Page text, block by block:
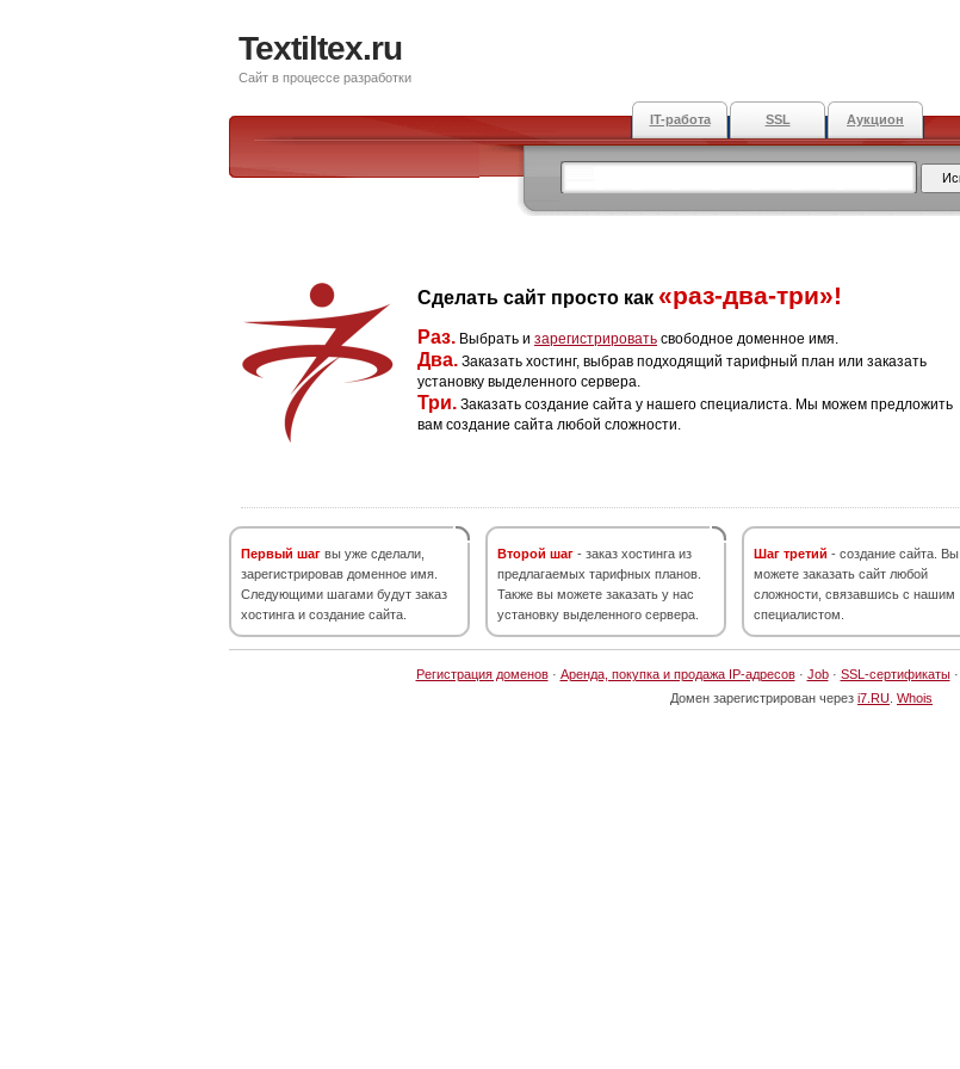
Textiltex.ru
Сайт в процессе разработки
IT-работа SSL Аукцион
Сделать сайт просто как «раз-два-три»!
Раз. Выбрать и зарегистрировать свободное доменное имя.
Два. Заказать хостинг, выбрав подходящий тарифный план или заказать
установку выделенного сервера.
Три. Заказать создание сайта у нашего специалиста. Мы можем предложить
вам создание сайта любой сложности.
Первый шаг вы уже сделали,
зарегистрировав доменное имя.
Следующими шагами будут заказ
хостинга и создание сайта.
Второй шаг - заказ хостинга из
предлагаемых тарифных планов.
Также вы можете заказать у нас
установку выделенного сервера.
Шаг третий - создание сайта. Вы
можете заказать сайт любой
сложности, связавшись с нашим
специалистом.
Регистрация доменов· Аренда, покупка и продажа IP-адресов· Job· SSL-сертификаты·
Домен зарегистрирован через i7.RU Whois